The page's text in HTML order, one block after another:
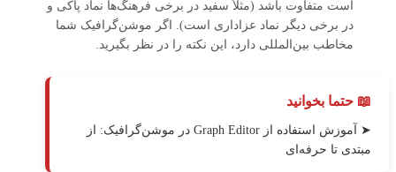
است متفاوت باشد (مثلاً سفید در برخی فرهنگ‌ها نماد پاکی و
در برخی دیگر نماد عزاداری است). اگر موشن‌گرافیک شما
مخاطب بین‌المللی دارد، این نکته را در نظر بگیرید.
📖 حتما بخوانید
➤ آموزش استفاده از Graph Editor در موشن‌گرافیک: از
مبتدی تا حرفه‌ای